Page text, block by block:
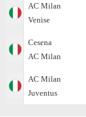
AC Milan
Venise
Cesena
AC Milan
AC Milan
Juventus